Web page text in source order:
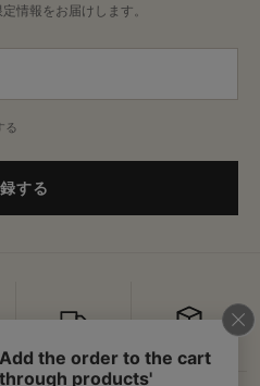
情報をお届けします。
る
する